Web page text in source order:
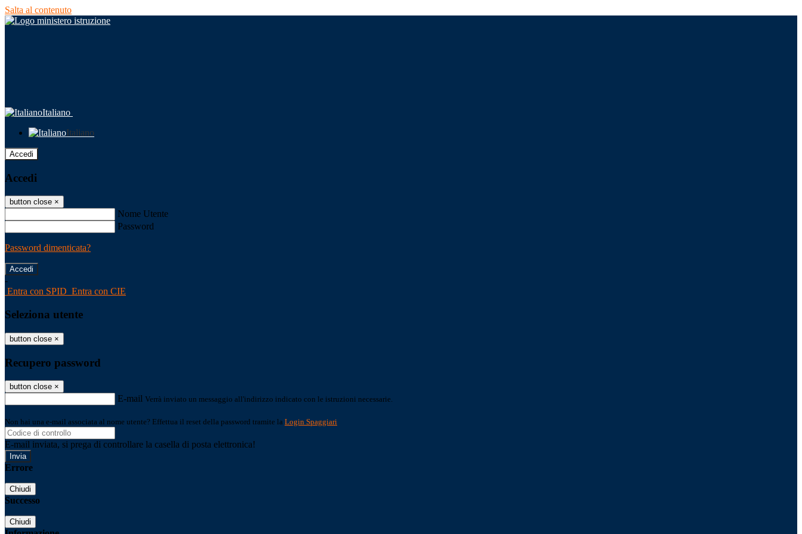
Salta al contenuto
Italiano
Italiano
Accedi
Accedi
button close ×
Nome Utente
Password
Password dimenticata?
-
Entra con SPID Entra con CIE
Seleziona utente
button close ×
Recupero password
button close ×
E-mail Verrà inviato un messaggio all'indirizzo indicato con le istruzioni necessarie.
Non hai una e-mail associata al nome utente? Effettua il reset della password tramite la Login Spaggiari
E-mail inviata, si prega di controllare la casella di posta elettronica!
Errore
Chiudi
Successo
Chiudi